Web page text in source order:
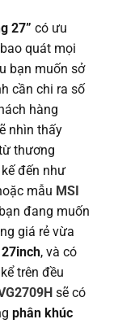
27” có ưu
quát mọi
bạn muốn sở
cần chi ra số
hàng
nhìn thấy
thương
đến như
mẫu MSI
đang muốn
giá rẻ vừa
27inch, và có
trên đều
sẽ có
phân khúc